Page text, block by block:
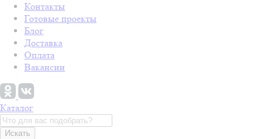
Контакты
Готовые проекты
Блог
Доставка
Оплата
Вакансии
Каталог
Искать